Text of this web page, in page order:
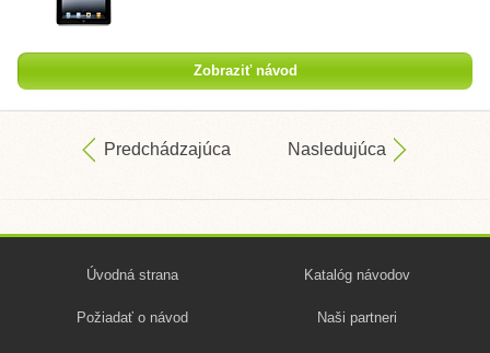
Zobraziť návod
Predchádzajúca Nasledujúca
Úvodná strana Katalóg návodov
Požiadať o návod Naši partneri